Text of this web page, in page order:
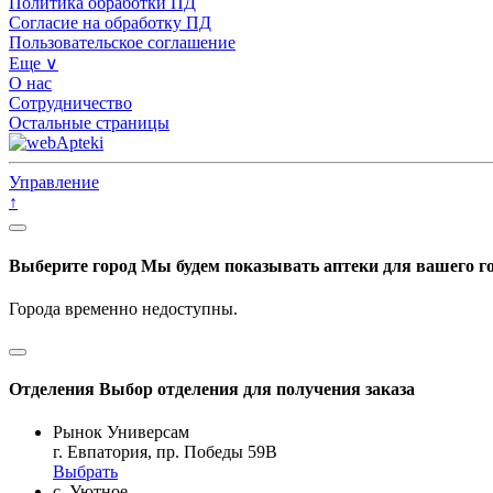
Согласие на обработку ПД
Пользовательское соглашение
Еще ∨
О нас
Сотрудничество
Остальные страницы
Управление
↑
Выберите город Мы будем показывать аптеки для вашего
Города временно недоступны.
Отделения Выбор отделения для получения заказа
Рынок Универсам
г. Евпатория, пр. Победы 59В
Выбрать